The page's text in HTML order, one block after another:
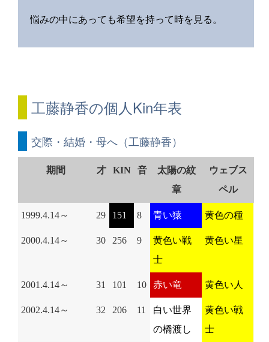
悩みの中にあっても希望を持って時を見る。
工藤静香の個人Kin年表
交際・結婚・母へ（工藤静香）
期間 才 KIN 音
太陽の紋
章
ウェブス
ペル
1999.4.14～ 29 151 8 青い猿 黄色の種
2000.4.14～ 30 256 9
黄色い戦
士
黄色い星
2001.4.14～ 31 101 10 赤い竜 黄色い人
2002.4.14～ 32 206 11
白い世界
の橋渡し
黄色い戦
士